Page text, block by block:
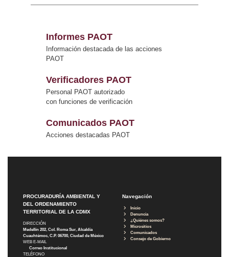
Informes PAOT
Información destacada de las acciones
PAOT
Verificadores PAOT
Personal PAOT autorizado
con funciones de verificación
Comunicados PAOT
Acciones destacadas PAOT
PROCURADURÍA AMBIENTAL Y
DEL ORDENAMIENTO
TERRITORIAL DE LA CDMX
DIRECCIÓN
Medellín 202, Col. Roma Sur, Alcaldía
Cuauhtémoc, C.P. 06700, Ciudad de México
WEB E-MAIL
Correo Institucional
TELÉFONO
Navegación
Inicio
Denuncia
¿Quiénes somos?
Micrositios
Comunicados
Consejo de Gobierno